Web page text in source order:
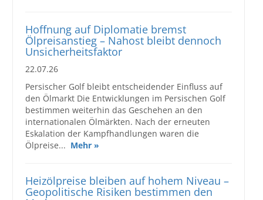
Hoffnung auf Diplomatie bremst
Ölpreisanstieg – Nahost bleibt dennoch
Unsicherheitsfaktor
22.07.26
Persischer Golf bleibt entscheidender Einfluss auf
den Ölmarkt Die Entwicklungen im Persischen Golf
bestimmen weiterhin das Geschehen an den
internationalen Ölmärkten. Nach der erneuten
Eskalation der Kampfhandlungen waren die
Ölpreise... Mehr »
Heizölpreise bleiben auf hohem Niveau –
Geopolitische Risiken bestimmen den